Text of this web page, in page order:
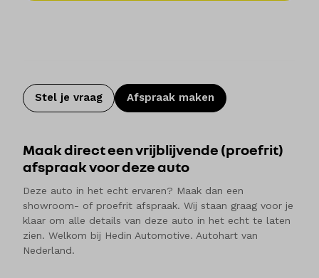
Stel je vraag Afspraak maken
Maak direct een vrijblijvende (proefrit)
afspraak voor deze auto
Deze auto in het echt ervaren? Maak dan een
showroom- of proefrit afspraak. Wij staan graag voor je
klaar om alle details van deze auto in het echt te laten
zien. Welkom bij Hedin Automotive. Autohart van
Nederland.